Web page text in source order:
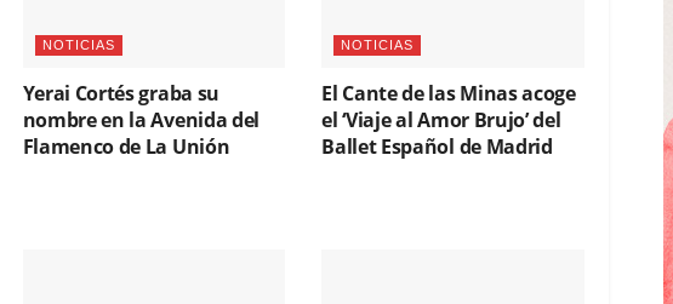
NOTICIAS
Yerai Cortés graba su
nombre en la Avenida del
Flamenco de La Unión
NOTICIAS
El Cante de las Minas acoge
el ‘Viaje al Amor Brujo’ del
Ballet Español de Madrid